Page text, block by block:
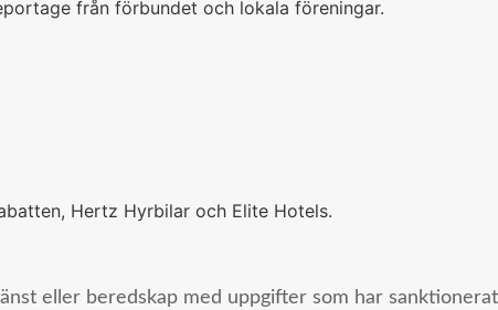
från förbundet och lokala föreningar.
Hertz Hyrbilar och Elite Hotels.
eller beredskap med uppgifter som har